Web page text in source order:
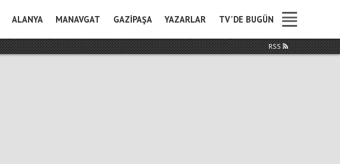
ALANYA MANAVGAT GAZIPAŞA YAZARLAR TV'DE BUGÜN
RSS